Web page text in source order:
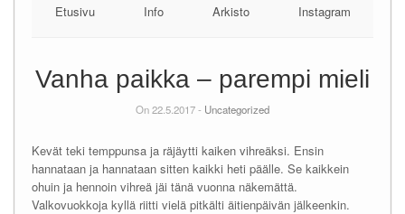
Etusivu Info Arkisto Instagram
Vanha paikka – parempi mieli
On 22.5.2017 - Uncategorized
Kevät teki temppunsa ja räjäytti kaiken vihreäksi. Ensin
hannataan ja hannataan sitten kaikki heti päälle. Se kaikkein
ohuin ja hennoin vihreä jäi tänä vuonna näkemättä.
Valkovuokkoja kyllä riitti vielä pitkälti äitienpäivän jälkeenkin.